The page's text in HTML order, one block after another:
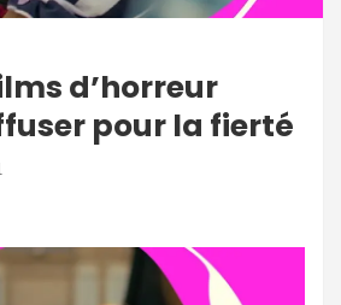
d’horreur
pour la fierté